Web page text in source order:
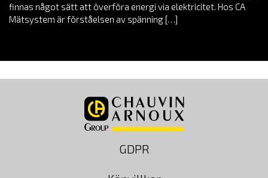
finnas något sätt att överföra energi via elektricitet. Hos CA
Mätsystem är förståelsen av spänning […]
GDPR